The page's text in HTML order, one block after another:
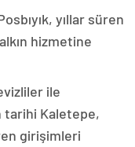
yıllar süren
hizmetine
ile
tarihi Kaletepe,
girişimleri